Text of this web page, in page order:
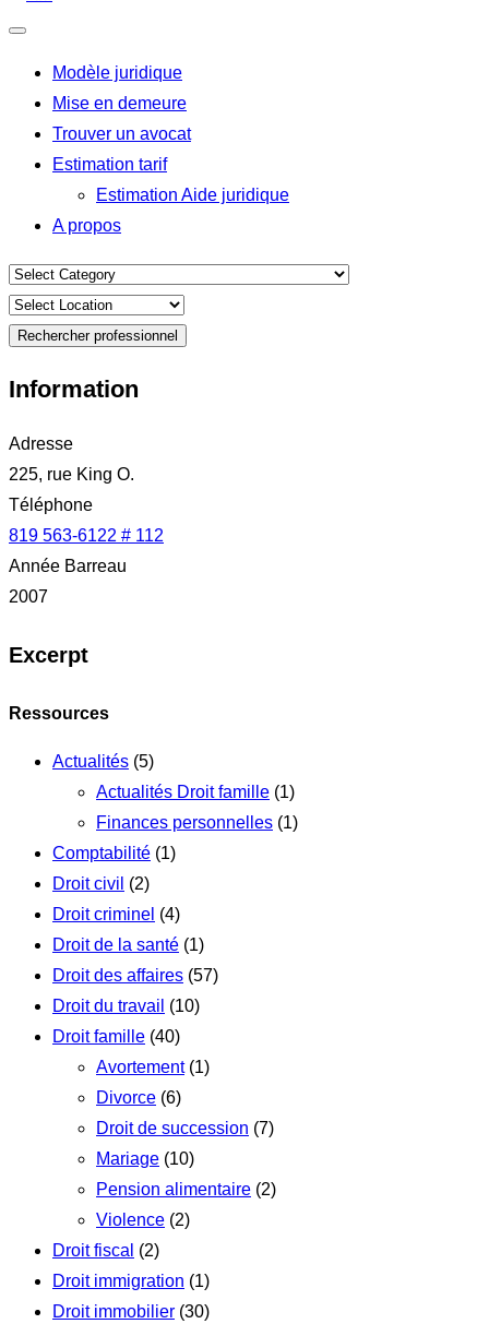
Modèle juridique
Mise en demeure
Trouver un avocat
Estimation tarif
Estimation Aide juridique
A propos
Rechercher professionnel
Information
Adresse
225, rue King O.
Téléphone
819 563-6122 # 112
Année Barreau
2007
Excerpt
Ressources
Actualités (5)
Actualités Droit famille (1)
Finances personnelles (1)
Comptabilité (1)
Droit civil (2)
Droit criminel (4)
Droit de la santé (1)
Droit des affaires (57)
Droit du travail (10)
Droit famille (40)
Avortement(1)
Divorce (6)
Droit de succession (7)
Mariage (10)
Pension alimentaire (2)
Violence (2)
Droit fiscal (2)
Droit immigration (1)
Droit immobilier (30)